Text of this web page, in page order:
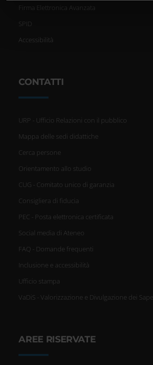
informazioni sul modo in cui utilizzi il
pubblicità e social media, i quali
con altre informazioni che hai fornito loro
Firma Elettronica Avanzata
SPID
Accessibilità
CONTATTI
URP - Ufficio Relazioni con il pubblico
Mappa delle sedi didattiche
Cerca persone
Orientamento allo studio
CUG - Comitato unico di garanzia
Consigliera di fiducia
PEC - Posta elettronica certificata
Social media di Ateneo
FAQ - Domande frequenti
Inclusione e accessibilità
Ufficio stampa
VaDiS - Valorizzazione e Divulgazione dei
AREE RISERVATE